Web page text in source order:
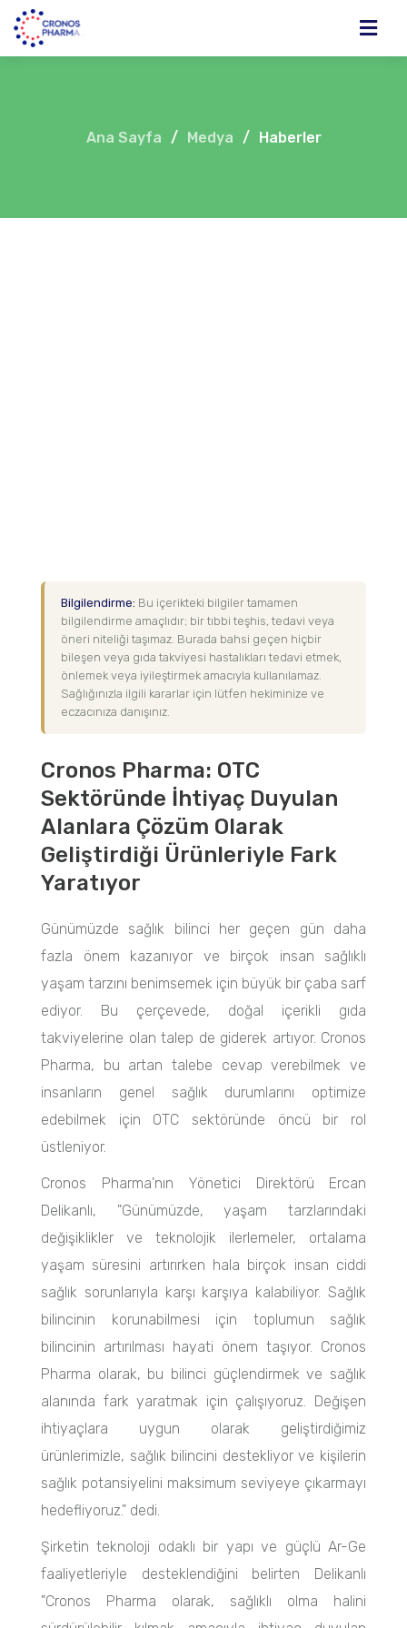
Ana Sayfa / Medya / Haberler
Bilgilendirme: Bu içerikteki bilgiler tamamen
bilgilendirme amaçlıdır; bir tıbbi teşhis, tedavi veya
öneri niteliği taşımaz. Burada bahsi geçen hiçbir
bileşen veya gıda takviyesi hastalıkları tedavi etmek,
önlemek veya iyileştirmek amacıyla kullanılamaz.
Sağlığınızla ilgili kararlar için lütfen hekiminize ve
eczacınıza danışınız.
Cronos Pharma: OTC
Sektöründe İhtiyaç Duyulan
Alanlara Çözüm Olarak
Geliştirdiği Ürünleriyle Fark
Yaratıyor
Günümüzde sağlık bilinci her geçen gün daha
fazla önem kazanıyor ve birçok insan sağlıklı
yaşam tarzını benimsemek için büyük bir çaba sarf
ediyor. Bu çerçevede, doğal içerikli gıda
takviyelerine olan talep de giderek artıyor. Cronos
Pharma, bu artan talebe cevap verebilmek ve
insanların genel sağlık durumlarını optimize
edebilmek için OTC sektöründe öncü bir rol
üstleniyor.
Cronos Pharma'nın Yönetici Direktörü Ercan
Delikanlı, "Günümüzde, yaşam tarzlarındaki
değişiklikler ve teknolojik ilerlemeler, ortalama
yaşam süresini artırırken hala birçok insan ciddi
sağlık sorunlarıyla karşı karşıya kalabiliyor. Sağlık
bilincinin korunabilmesi için toplumun sağlık
bilincinin artırılması hayati önem taşıyor. Cronos
Pharma olarak, bu bilinci güçlendirmek ve sağlık
alanında fark yaratmak için çalışıyoruz. Değişen
ihtiyaçlara uygun olarak geliştirdiğimiz
ürünlerimizle, sağlık bilincini destekliyor ve kişilerin
sağlık potansiyelini maksimum seviyeye çıkarmayı
hedefliyoruz." dedi.
Şirketin teknoloji odaklı bir yapı ve güçlü Ar-Ge
faaliyetleriyle desteklendiğini belirten Delikanlı
"Cronos Pharma olarak, sağlıklı olma halini